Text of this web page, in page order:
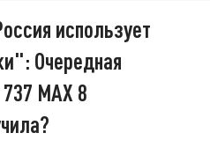
использует
Очередная
MАХ 8